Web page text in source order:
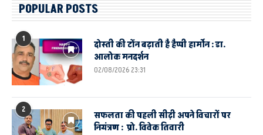
POPULAR POSTS
1
दोस्ती की टोंन बढ़ाती है हैप्पी हार्मोन : डा.
आलोक मनदर्शन
02/08/2026 23:31
2
सफलता की पहली सीढ़ी अपने विचारों पर
नियंत्रण : प्रो. विवेक तिवारी